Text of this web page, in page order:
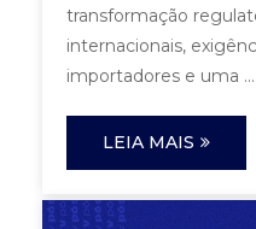
transformação
internacionais,
importadores e uma ...
LEIA MAIS